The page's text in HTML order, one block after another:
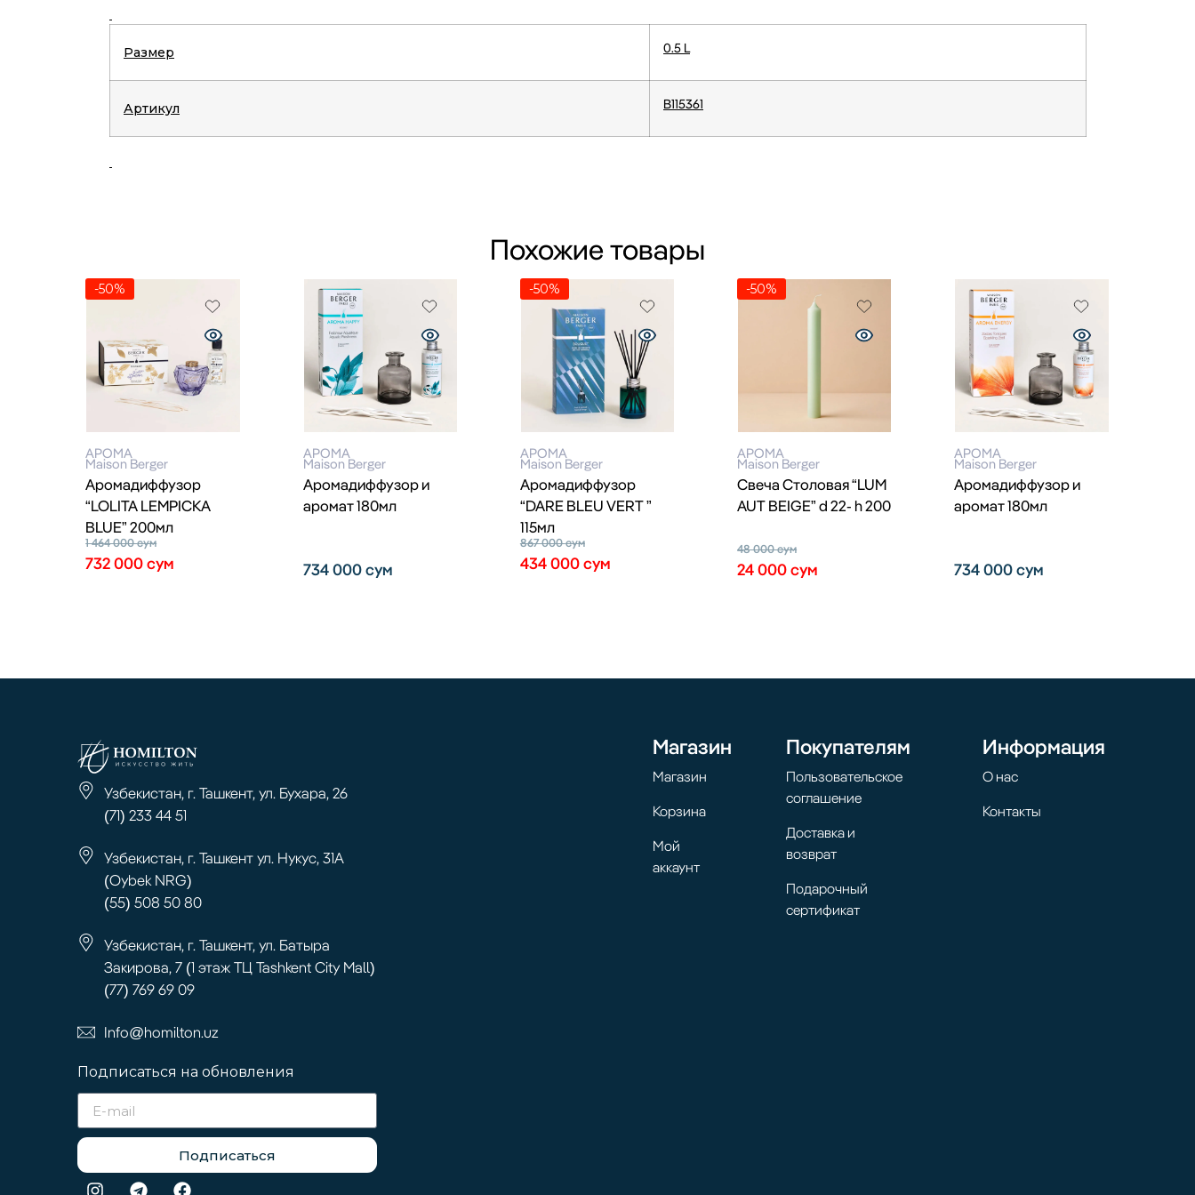
Размер 0.5 L
Артикул B115361
Похожие товары
-50%
АРОМА
Maison Berger
Аромадиффузор
“LOLITA LEMPICKA
BLUE” 200мл
1 464 000сум
732 000сум
АРОМА
Maison Berger
Аромадиффузор и
аромат 180мл
734 000сум
-50%
АРОМА
Maison Berger
Аромадиффузор
“DARE BLEU VERT ”
115мл
867 000сум
434 000сум
-50%
АРОМА
Maison Berger
Свеча Столовая “LUM
AUT BEIGE” d 22- h 200
48 000сум
24 000сум
АРОМА
Maison Berger
Аромадиффузор и
аромат 180мл
734 000сум
Узбекистан, г. Ташкент, ул. Бухара, 26
(71) 233 44 51
Узбекистан, г. Ташкент ул. Нукус, 31А
(Oybek NRG)
(55) 508 50 80
Узбекистан, г. Ташкент, ул. Батыра
Закирова, 7 (1 этаж ТЦ Tashkent City Mall)
(77) 769 69 09
Info@homilton.uz
Подписаться на обновления
Подписаться
Магазин
Магазин
Корзина
Мой
аккаунт
Покупателям
Пользовательское
соглашение
Доставка и
возврат
Подарочный
сертификат
Информация
О нас
Контакты